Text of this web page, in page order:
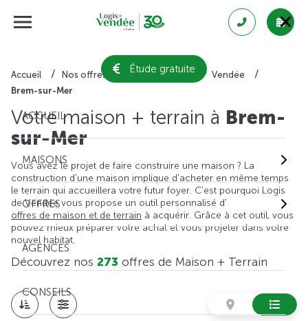
Étude gratuite
ACCUEIL
MAISONS
OFFRES
AGENCES
CONSEILS
Accueil Nos offres de maison + terrain
Vendée
Brem-sur-Mer
Votre maison + terrain à Brem-
sur-Mer
Vous avez le projet de faire construire une maison ? La
construction d'une maison implique d'acheter en même temps
le terrain qui accueillera votre futur foyer. C'est pourquoi Logis
de Vendée vous propose un outil personnalisé d'
offres de maison et de terrain à acquérir. Grâce à cet outil, vous
pouvez mieux préparer votre achat et vous projeter dans votre
nouvel habitat.
Découvrez nos 273 offres de Maison + Terrain